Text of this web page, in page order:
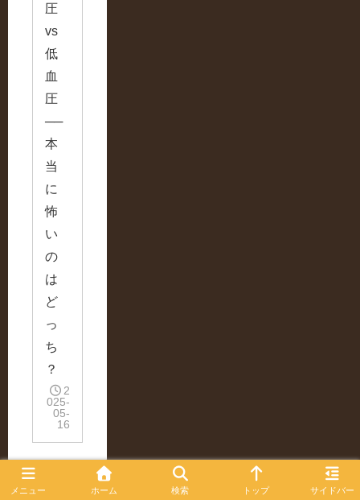
圧
vs
低
血
圧
──
本
当
に
怖
い
の
は
ど
っ
ち
？
2
025-
05-
16
8.5syrupとは？
商品一覧
素材のはなし
暮らしの提案
メニュー ホーム 検索 トップ サイドバー